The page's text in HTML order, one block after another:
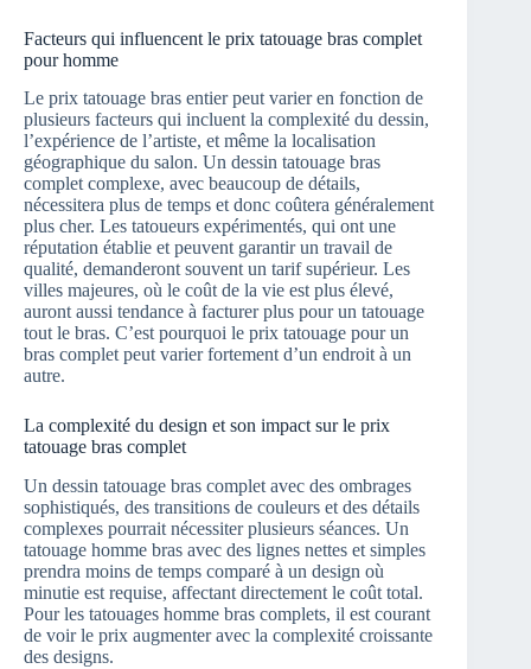
Facteurs qui influencent le prix tatouage bras complet
pour homme
Le prix tatouage bras entier peut varier en fonction de
plusieurs facteurs qui incluent la complexité du dessin,
l’expérience de l’artiste, et même la localisation
géographique du salon. Un dessin tatouage bras
complet complexe, avec beaucoup de détails,
nécessitera plus de temps et donc coûtera généralement
plus cher. Les tatoueurs expérimentés, qui ont une
réputation établie et peuvent garantir un travail de
qualité, demanderont souvent un tarif supérieur. Les
villes majeures, où le coût de la vie est plus élevé,
auront aussi tendance à facturer plus pour un tatouage
tout le bras. C’est pourquoi le prix tatouage pour un
bras complet peut varier fortement d’un endroit à un
autre.
La complexité du design et son impact sur le prix
tatouage bras complet
Un dessin tatouage bras complet avec des ombrages
sophistiqués, des transitions de couleurs et des détails
complexes pourrait nécessiter plusieurs séances. Un
tatouage homme bras avec des lignes nettes et simples
prendra moins de temps comparé à un design où
minutie est requise, affectant directement le coût total.
Pour les tatouages homme bras complets, il est courant
de voir le prix augmenter avec la complexité croissante
des designs.